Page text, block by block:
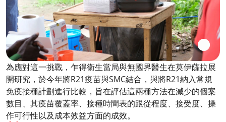
為應對這一挑戰，乍得衞生當局與無國界醫生在莫伊薩拉展
開研究，於今年將R21疫苗與SMC結合，與將R21納入常規
免疫接種計劃進行比較，旨在評估這兩種方法在減少的個案
數目、其疫苗覆蓋率、接種時間表的跟從程度、接受度、操
作可行性以及成本效益方面的成效。